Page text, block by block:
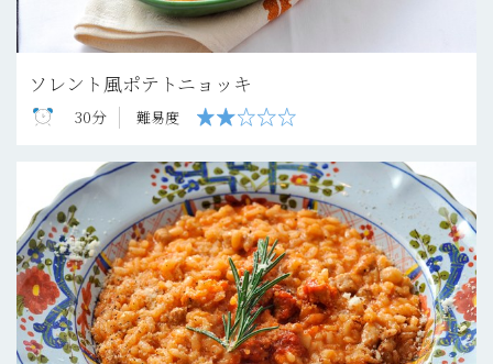
ソレント風ポテトニョッキ
30分 難易度